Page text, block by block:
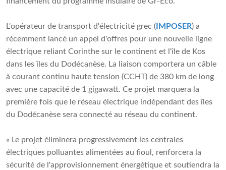
L'opérateur de transport d'électricité grec ( IMPOSER) a
récemment lancé un appel d'offres pour une nouvelle ligne
électrique reliant Corinthe sur le continent et l'île de Kos
dans les îles du Dodécanèse. La liaison comportera un câble
à courant continu haute tension (CCHT) de 380 km de long
avec une capacité de 1 gigawatt. Ce projet marquera la
première fois que le réseau électrique indépendant des îles
du Dodécanèse sera connecté au réseau du continent.
« Le projet éliminera progressivement les centrales
électriques polluantes alimentées au fioul, renforcera la
sécurité de l'approvisionnement énergétique et soutiendra la